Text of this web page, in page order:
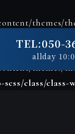
themes/
class/class-
themes/
class/class-
TEL:050-
allday